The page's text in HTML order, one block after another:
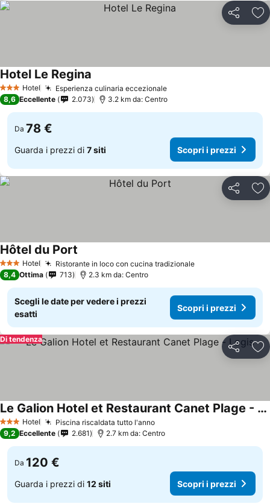
Condividi
3 StelleHotel Esperienza culinaria eccezionaleScopri i prezzi
Hotel Le Regina
8,6 Eccellente 2.073 3.2 km da: Centro
Da 78 €
Guarda i prezzi di 7 siti Scopri i prezzi
Condividi
3 StelleHotel Ristorante in loco con cucina tradizionaleScopri i prezzi
Hôtel du Port
8,4 Ottima 713 2.3 km da: Centro
Scegli le date per vedere i prezzi
esatti
Scopri i prezzi
Condividi
Di tendenza
3 StelleHotel Piscina riscaldata tutto l'annoScopri i prezzi
Le Galion Hotel et Restaurant Canet Plage - Logis
Scopri i prezzi
9,2 Eccellente 2.681 2.7 km da: Centro
Da 120 €
Guarda i prezzi di 12 siti Scopri i prezzi